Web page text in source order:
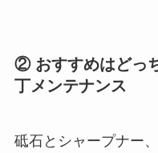
② おすすめはどっ
丁メンテナンス
砥石とシャープナー